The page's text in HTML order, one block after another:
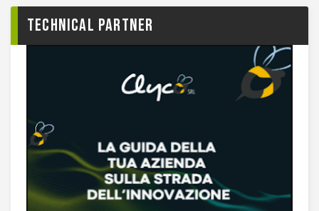
TECHNICAL PARTNER